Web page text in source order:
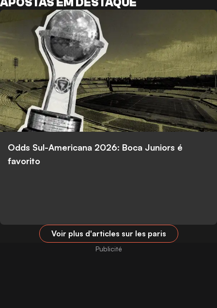
APOSTAS EM DESTAQUE
Odds Sul-Americana 2026: Boca Juniors é
favorito
Voir plus d'articles sur les paris